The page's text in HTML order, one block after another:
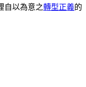
自以為意之轉型正義的